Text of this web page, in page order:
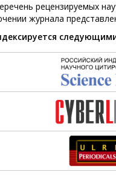
рецензируемых
журнала